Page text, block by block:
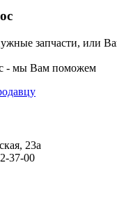
запчасти, или
- мы Вам поможем
23а
37-00